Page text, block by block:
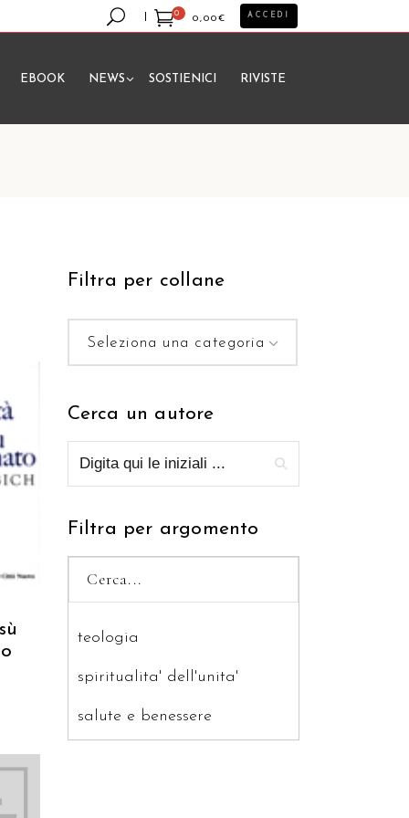
0
0,00€
prodotto nel carrello.
ACCEDI
EBOOK NEWS SOSTIENICI RIVISTE
Filtra per collane
Seleziona una categoria
Cerca un autore
Filtra per argomento
teologia
spiritualita' dell'unita'
salute e benessere